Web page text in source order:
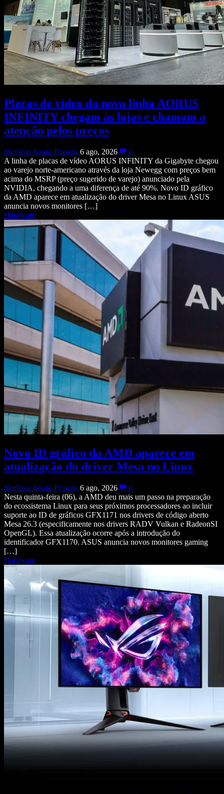
Placas de vídeo da nova linha AORUS
INFINITY chegam às lojas e chamam a
atenção pelos preços
Matheus Souza Peixoto 6 ago, 2026
0
A linha de placas de vídeo AORUS INFINITY da Gigabyte chegou
ao varejo norte-americano através da loja Newegg com preços bem
acima do MSRP (preço sugerido de varejo) anunciado pela
NVIDIA, chegando a uma diferença de até 90%. Novo ID gráfico
da AMD aparece em atualização do driver Mesa no Linux ASUS
anuncia novos monitores […]
Hardware
Novo ID gráfico da AMD aparece em
atualização do driver Mesa no Linux
Matheus Souza Peixoto 6 ago, 2026
0
Nesta quinta-feira (06), a AMD deu mais um passo na preparação
do ecossistema Linux para seus próximos processadores ao incluir
suporte ao ID de gráficos GFX1171 nos drivers de código aberto
Mesa 26.3 (especificamente nos drivers RADV Vulkan e RadeonSI
OpenGL). Essa atualização ocorre após a introdução do
identificador GFX1170. ASUS anuncia novos monitores gaming
[…]
Hardware